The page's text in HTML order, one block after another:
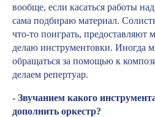
вообще, если касаться работы
сама подбираю материал.
что-то поиграть, предоставляют
делаю инструментовки. Иногда
обращаться за помощью к
делаем репертуар.
- Звучанием какого
дополнить оркестр?